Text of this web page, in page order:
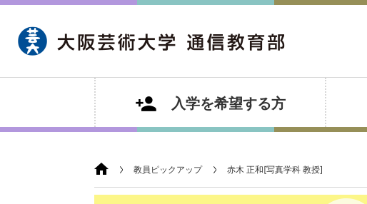
入学を希望する方
教員ピックアップ 赤木 正和[写真学科 教授]